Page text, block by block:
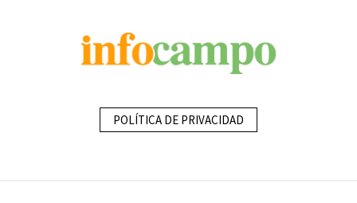
POLÍTICA DE PRIVACIDAD